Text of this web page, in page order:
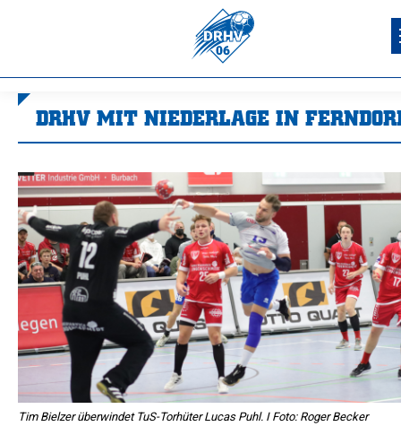
DRHV MIT NIEDERLAGE IN
Tim Bielzer überwindet TuS-Torhüter Lucas Puhl. I Foto: Roger Becker